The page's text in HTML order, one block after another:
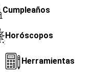
Cumpleaños
Horóscopos
Herramientas